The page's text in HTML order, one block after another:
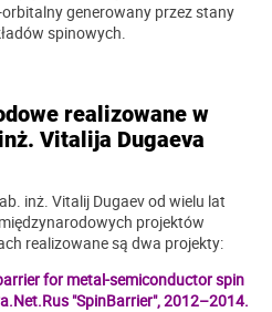
generowany przez stany
spinowych.
realizowane w
Vitalija Dugaeva
inż. Vitalij Dugaev od wielu lat
projektów
realizowane są dwa projekty:
for metal-semiconductor spin
"SpinBarrier", 2012–2014.